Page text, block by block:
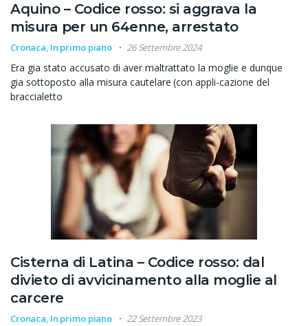
Aquino – Codice rosso: si aggrava la
misura per un 64enne, arrestato
Cronaca, In primo piano 26 Settembre 2024
Era gia stato accusato di aver maltrattato la moglie e dunque
gia sottoposto alla misura cautelare (con appli-cazione del
braccialetto
Cisterna di Latina – Codice rosso: dal
divieto di avvicinamento alla moglie al
carcere
Cronaca, In primo piano 22 Settembre 2023